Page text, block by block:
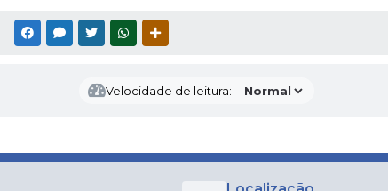
FACEBOOKMESSENGER
TWITTERWHATSAPP
Velocidade de leitura: